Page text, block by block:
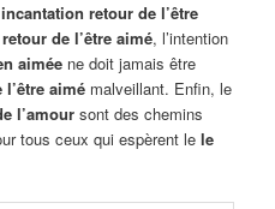
incantation retour de l’être
de l’être aimé, l’intention
aimée ne doit jamais être
aimé malveillant. Enfin, le
l’amour sont des chemins
tous ceux qui espèrent lele